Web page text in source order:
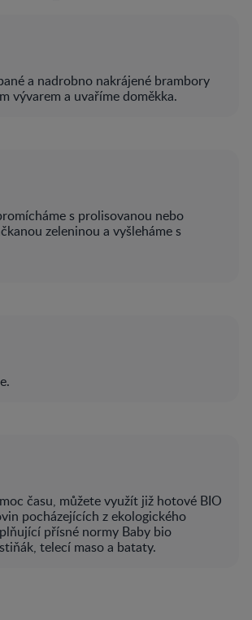
a nadrobno nakrájené brambory
vývarem a uvaříme doměkka.
s prolisovanou nebo
zeleninou a vyšleháme s
času, můžete využít již hotové BIO
pocházejících z ekologického
přísné normy Baby bio
telecí maso a bataty.